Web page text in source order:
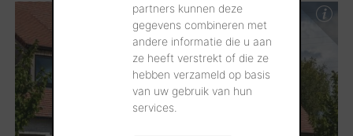
partners kunnen deze
gegevens combineren met
andere informatie die u aan
ze heeft verstrekt of die ze
hebben verzameld op basis
van uw gebruik van hun
services.